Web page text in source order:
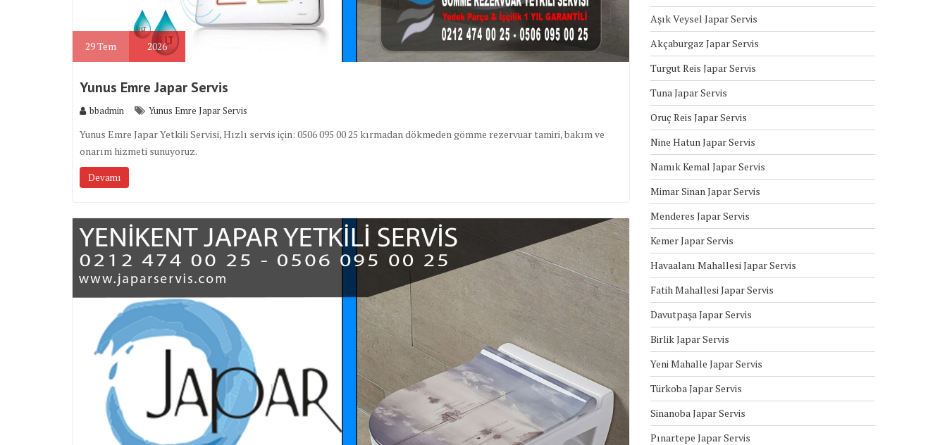
29Tem 2026
Yunus Emre Japar Servis
bbadmin Yunus Emre Japar Servis
Yunus Emre Japar Yetkili Servisi, Hızlı servis için: 0506 095 00 25 kırmadan dökmeden gömme rezervuar tamiri, bakım ve
onarım hizmeti sunuyoruz.
Devamı
Aşık Veysel Japar Servis
Akçaburgaz Japar Servis
Turgut Reis Japar Servis
Tuna Japar Servis
Oruç Reis Japar Servis
Nine Hatun Japar Servis
Namık Kemal Japar Servis
Mimar Sinan Japar Servis
Menderes Japar Servis
Kemer Japar Servis
Havaalanı Mahallesi Japar Servis
Fatih Mahallesi Japar Servis
Davutpaşa Japar Servis
Birlik Japar Servis
Yeni Mahalle Japar Servis
Türkoba Japar Servis
Sinanoba Japar Servis
Pınartepe Japar Servis